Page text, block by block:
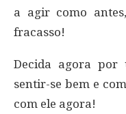
a agir como
fracasso!
Decida agora
sentir-se bem e
com ele agora!